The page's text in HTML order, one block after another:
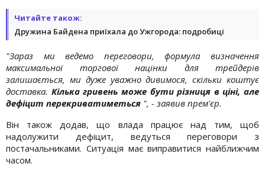
Читайте також:
Дружина Байдена приїхала до Ужгорода: подробиці
"Зараз ми ведемо переговори, формула визначення
максимальної торгової націнки для трейдерів
залишається, ми дуже уважно дивимося, скільки коштує
доставка. Кілька гривень може бути різниця в ціні, але
дефіцит перекриватиметься ", - заявив прем'єр.
Він також додав, що влада працює над тим, щоб
надолужити дефіцит, ведуться переговори з
постачальниками. Ситуація має виправитися найближчим
часом.